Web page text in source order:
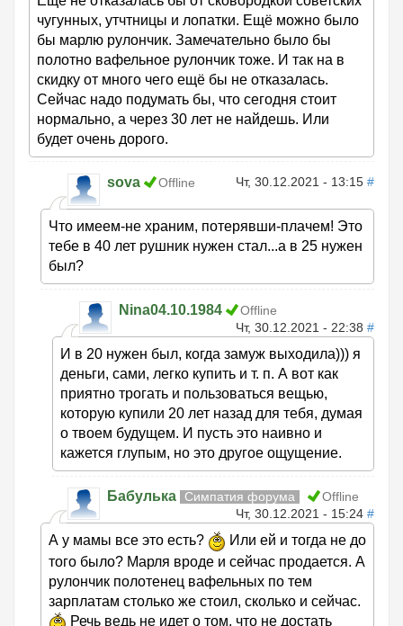
чугунных, утчтницы и лопатки. Ещё можно было
бы марлю рулончик. Замечательно было бы
полотно вафельное рулончик тоже. И так на в
скидку от много чего ещё бы не отказалась.
Сейчас надо подумать бы, что сегодня стоит
нормально, а через 30 лет не найдешь. Или
будет очень дорого.
sova Offline Чт, 30.12.2021 - 13:15 #
Что имеем-не храним, потерявши-плачем! Это
тебе в 40 лет рушник нужен стал...а в 25 нужен
был?
Nina04.10.1984
Offline
Чт, 30.12.2021 - 22:38 #
И в 20 нужен был, когда замуж выходила))) я
деньги, сами, легко купить и т. п. А вот как
приятно трогать и пользоваться вещью,
которую купили 20 лет назад для тебя, думая
о твоем будущем. И пусть это наивно и
кажется глупым, но это другое ощущение.
Бабулька Симпатия форума
Offline
Чт, 30.12.2021 - 15:24 #
А у мамы все это есть?
Или ей и тогда не до
того было? Марля вроде и сейчас продается. А
рулончик полотенец вафельных по тем
зарплатам столько же стоил, сколько и сейчас.
Речь ведь не идет о том, что не достать